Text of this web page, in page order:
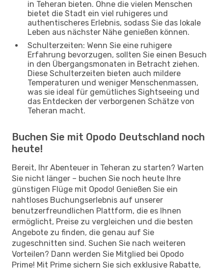
in Teheran bieten. Ohne die vielen Menschen
bietet die Stadt ein viel ruhigeres und
authentischeres Erlebnis, sodass Sie das lokale
Leben aus nächster Nähe genießen können.
Schulterzeiten: Wenn Sie eine ruhigere
Erfahrung bevorzugen, sollten Sie einen Besuch
in den Übergangsmonaten in Betracht ziehen.
Diese Schulterzeiten bieten auch mildere
Temperaturen und weniger Menschenmassen,
was sie ideal für gemütliches Sightseeing und
das Entdecken der verborgenen Schätze von
Teheran macht.
Buchen Sie mit Opodo Deutschland noch
heute!
Bereit, Ihr Abenteuer in Teheran zu starten? Warten
Sie nicht länger – buchen Sie noch heute Ihre
günstigen Flüge mit Opodo! Genießen Sie ein
nahtloses Buchungserlebnis auf unserer
benutzerfreundlichen Plattform, die es Ihnen
ermöglicht, Preise zu vergleichen und die besten
Angebote zu finden, die genau auf Sie
zugeschnitten sind. Suchen Sie nach weiteren
Vorteilen? Dann werden Sie Mitglied bei Opodo
Prime! Mit Prime sichern Sie sich exklusive Rabatte,